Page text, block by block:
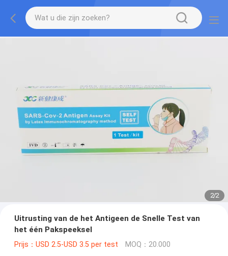
2/2
Uitrusting van de het Antigeen de Snelle Test van
het één Pakspeeksel
Prijs：USD 2.5-USD 3.5 per test MOQ：20.000